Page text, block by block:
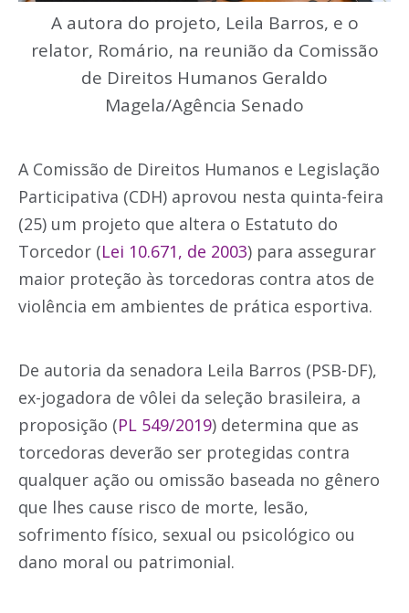
A autora do projeto, Leila Barros, e o
relator, Romário, na reunião da Comissão
de Direitos Humanos Geraldo
Magela/Agência Senado
A Comissão de Direitos Humanos e Legislação
Participativa (CDH) aprovou nesta quinta-feira
(25) um projeto que altera o Estatuto do
Torcedor (Lei 10.671, de 2003) para assegurar
maior proteção às torcedoras contra atos de
violência em ambientes de prática esportiva.
De autoria da senadora Leila Barros (PSB-DF),
ex-jogadora de vôlei da seleção brasileira, a
proposição (PL 549/2019) determina que as
torcedoras deverão ser protegidas contra
qualquer ação ou omissão baseada no gênero
que lhes cause risco de morte, lesão,
sofrimento físico, sexual ou psicológico ou
dano moral ou patrimonial.